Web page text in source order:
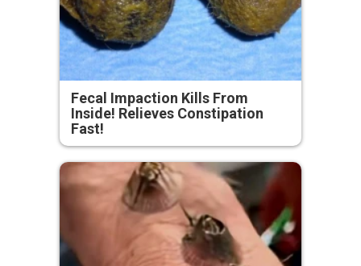
Fecal Impaction Kills From
Inside! Relieves Constipation
Fast!